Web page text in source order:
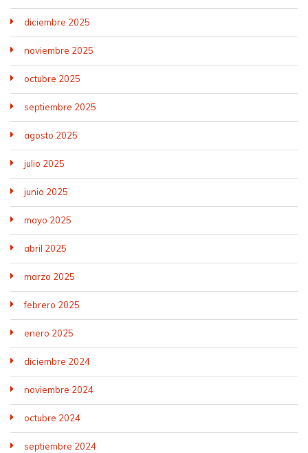
diciembre 2025
noviembre 2025
octubre 2025
septiembre 2025
agosto 2025
julio 2025
junio 2025
mayo 2025
abril 2025
marzo 2025
febrero 2025
enero 2025
diciembre 2024
noviembre 2024
octubre 2024
septiembre 2024